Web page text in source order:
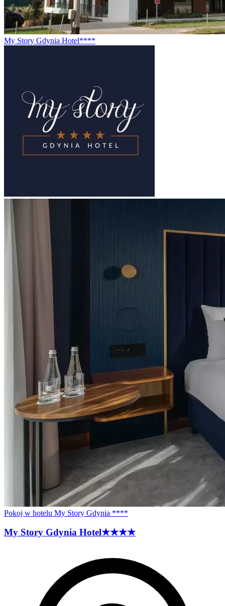
My Story Gdynia Hotel****
Pokoj w hotelu My Story Gdynia ****
My Story Gdynia Hotel★★★★